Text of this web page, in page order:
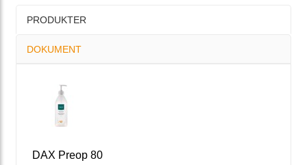
PRODUKTER
DOKUMENT
DAX Preop 80